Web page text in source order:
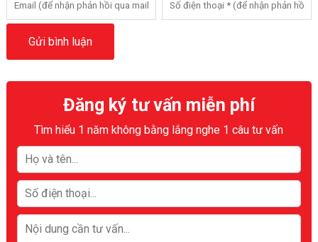
Đăng ký tư vấn miễn phí
Tìm hiểu 1 năm không bằng lắng nghe 1 câu tư vấn